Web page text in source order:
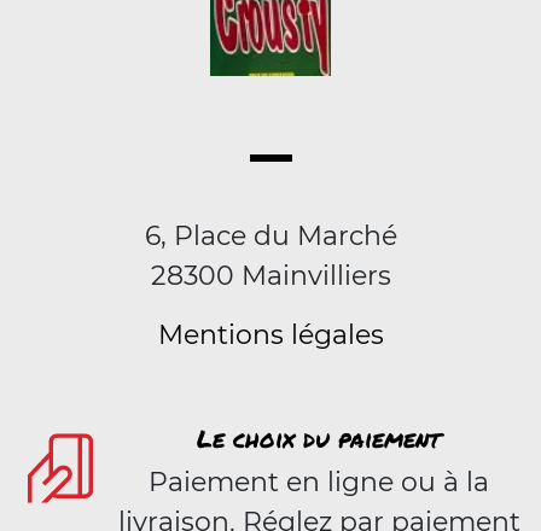
6, Place du Marché
28300 Mainvilliers
Mentions légales
Le choix du paiement
Paiement en ligne ou à la
livraison. Réglez par paiement